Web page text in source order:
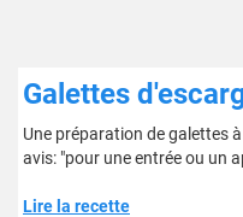
Galettes
Une préparation de galettes
avis: "pour une entrée ou un
Lire la recette